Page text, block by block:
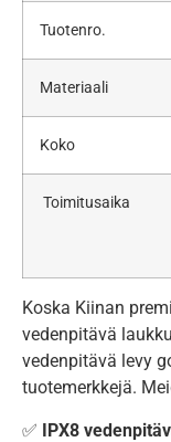
Tuotenro.
Materiaali
Koko
Toimitusaika
Koska Kiinan
vedenpitävä
vedenpitävä levy
tuotemerkkejä.
✅ IPX8